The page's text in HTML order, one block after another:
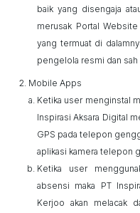
baik yang disengaja
merusak Portal Website
yang termuat di
pengelola resmi dan sah
Mobile Apps
Ketika usermenginstal
Inspirasi Aksara Digital
GPS pada telepon
aplikasi kamera telepon
Ketika user
absensi maka PT
Kerjoo akan melacak